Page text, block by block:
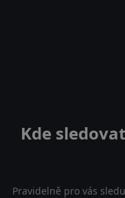
Kde
Pravidelně pro vás